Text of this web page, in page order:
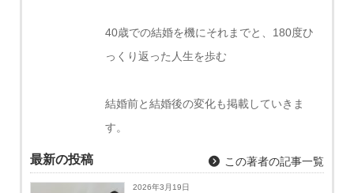
40歳での結婚を機にそれまでと、180度ひ
っくり返った人生を歩む
結婚前と結婚後の変化も掲載していきま
す。
最新の投稿 この著者の記事一覧
2026年3月19日